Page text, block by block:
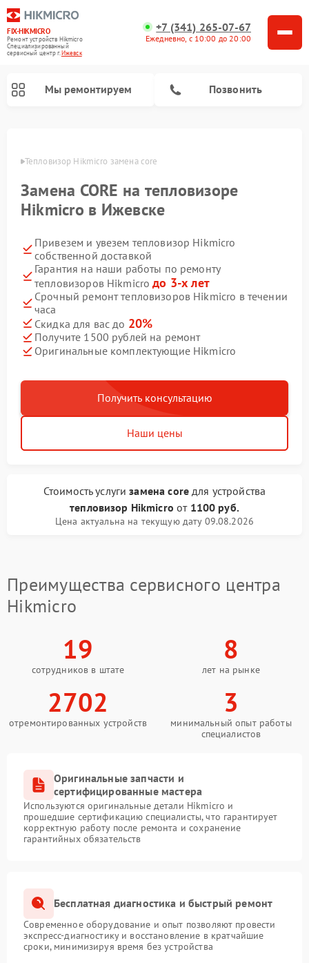
FIX-HIKMICRO
Ремонт устройств Hikmicro
Специализированный
cервисный центр г.Ижевск
+7 (341) 265-07-67
Ежедневно, с 10:00 до 20:00
Мы ремонтируем Позвонить
Тепловизор Hikmicro замена core
Замена CORE на тепловизоре
Hikmicro в Ижевске
Привезем и увезем тепловизор Hikmicro
собственной доставкой
Гарантия на наши работы по ремонту
тепловизоров Hikmicroдо 3-х лет
Срочный ремонт тепловизоров Hikmicro в течении
часа
Скидка для вас до 20%
Получите 1500 рублей на ремонт
Оригинальные комплектующие Hikmicro
Получить консультацию
Наши цены
Стоимость услугизамена coreдля устройства
тепловизор Hikmicro от 1100 руб.
Цена актуальна на текущую дату 09.08.2026
Преимущества сервисного центра
Hikmicro
19
сотрудников в штате
8
лет на рынке
2702
отремонтированных устройств
3
минимальный опыт работы
специалистов
Оригинальные запчасти и
сертифицированные мастера
Используются оригинальные детали Hikmicro и
прошедшие сертификацию специалисты, что гарантирует
корректную работу после ремонта и сохранение
гарантийных обязательств
Бесплатная диагностика и быстрый ремонт
Современное оборудование и опыт позволяют провести
экспресс-диагностику и восстановление в кратчайшие
сроки, минимизируя время без устройства